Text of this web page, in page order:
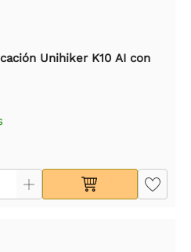
Unihiker K10 AI con